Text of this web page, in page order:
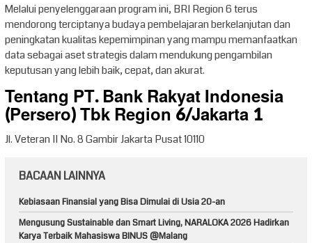
Melalui penyelenggaraan program ini, BRI Region 6 terus
mendorong terciptanya budaya pembelajaran berkelanjutan dan
peningkatan kualitas kepemimpinan yang mampu memanfaatkan
data sebagai aset strategis dalam mendukung pengambilan
keputusan yang lebih baik, cepat, dan akurat.
Tentang PT. Bank Rakyat Indonesia
(Persero) Tbk Region 6/Jakarta 1
Jl. Veteran II No. 8 Gambir Jakarta Pusat 10110
BACAAN LAINNYA
Kebiasaan Finansial yang Bisa Dimulai di Usia 20-an
Mengusung Sustainable dan Smart Living, NARALOKA 2026 Hadirkan
Karya Terbaik Mahasiswa BINUS @Malang